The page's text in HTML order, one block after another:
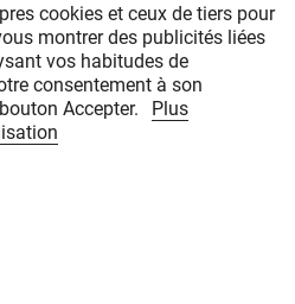
LA NEWSLETTER
à tout moment. Vous
de contact dans les
cookies et ceux de tiers pour
montrer des publicités liées
vos habitudes de
consentement à son
Accepter.
Plus